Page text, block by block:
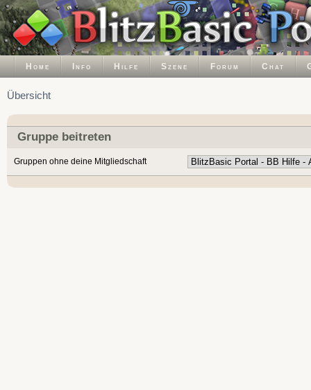
Home Info Hilfe Szene Forum Chat
Übersicht
Gruppe beitreten
Gruppen ohne deine Mitgliedschaft